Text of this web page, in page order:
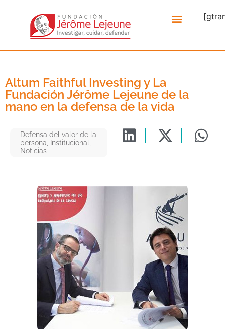
Altum Faithful Investing y La
Fundación Jérôme Lejeune de la
mano en la defensa de la vida
Defensa del valor de la
persona
Institucional
Noticias